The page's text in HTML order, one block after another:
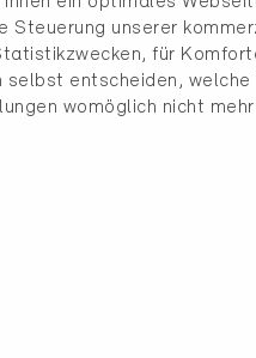
Dübendorf
Geuensee
Steuerung unserer
für
selbst entscheiden,
womöglich nicht